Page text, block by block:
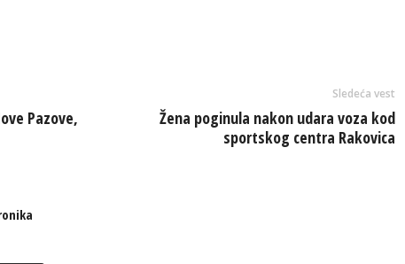
Pazove,
Sledeća vest
Žena poginula nakon udara voza kod
sportskog centra Rakovica